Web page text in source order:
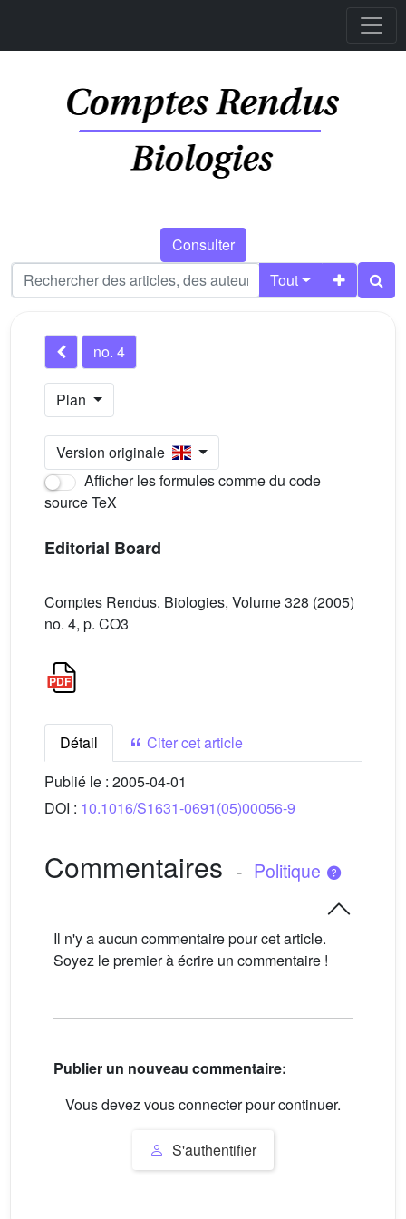
Consulter
Tout
no. 4
Plan
Version originale
Afficher les formules comme du code
source TeX
Editorial Board
Comptes Rendus. Biologies, Volume 328 (2005)
no. 4, p. CO3
Détail
Citer cet article
Publié le : 2005-04-01
DOI : 10.1016/S1631-0691(05)00056-9
Commentaires - Politique
Il n'y a aucun commentaire pour cet article.
Soyez le premier à écrire un commentaire !
Publier un nouveau commentaire:
Vous devez vous connecter pour continuer.
S'authentifier